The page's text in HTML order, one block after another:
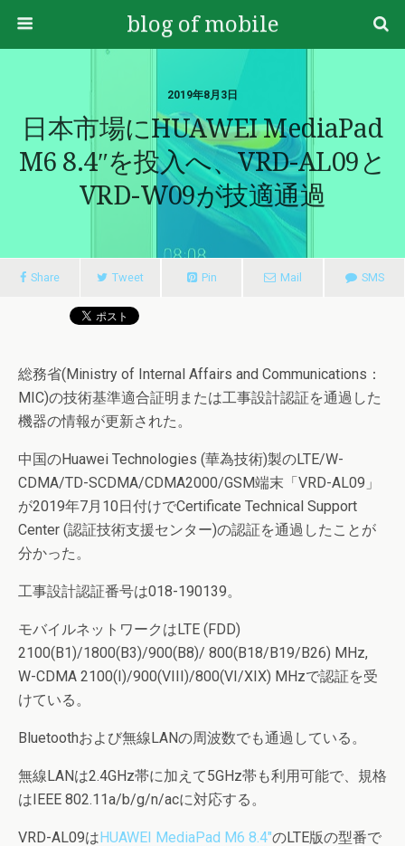
blog of mobile
2019年8月3日
日本市場にHUAWEI MediaPad
M6 8.4″を投入へ、VRD-AL09と
VRD-W09が技適通過
Share Tweet Pin Mail SMS
総務省(Ministry of Internal Affairs and Communications：
MIC)の技術基準適合証明または工事設計認証を通過した
機器の情報が更新された。
中国のHuawei Technologies (華為技術)製のLTE/W-
CDMA/TD-SCDMA/CDMA2000/GSM端末「VRD-AL09」
が2019年7月10日付けでCertificate Technical Support
Center (認証技術支援センター)の認証を通過したことが
分かった。
工事設計認証番号は018-190139。
モバイルネットワークはLTE (FDD)
2100(B1)/1800(B3)/900(B8)/ 800(B18/B19/B26) MHz,
W-CDMA 2100(I)/900(VIII)/800(VI/XIX) MHzで認証を受
けている。
Bluetoothおよび無線LANの周波数でも通過している。
無線LANは2.4GHz帯に加えて5GHz帯も利用可能で、規格
はIEEE 802.11a/b/g/n/acに対応する。
VRD-AL09はHUAWEI MediaPad M6 8.4″のLTE版の型番で